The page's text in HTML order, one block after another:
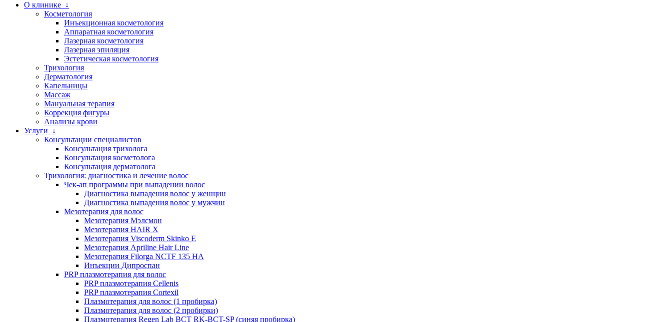
О клинике ↓
Косметология
Инъекционная косметология
Аппаратная косметология
Лазерная косметология
Лазерная эпиляция
Эстетическая косметология
Трихология
Дерматология
Капельницы
Массаж
Мануальная терапия
Коррекция фигуры
Анализы крови
Услуги ↓
Консультации специалистов
Консультация трихолога
Консультация косметолога
Консультация дерматолога
Трихология: диагностика и лечение волос
Чек-ап программы при выпадении волос
Диагностика выпадения волос у женщин
Диагностика выпадения волос у мужчин
Мезотерапия для волос
Мезотерапия Мэлсмон
Мезотерапия HAIR X
Мезотерапия Viscoderm Skinko E
Мезотерапия Apriline Hair Line
Мезотерапия Filorga NCTF 135 HA
Инъекции Дипроспан
PRP плазмотерапия для волос
PRP плазмотерапия Cellenis
PRP плазмотерапия Cortexil
Плазмотерапия для волос (1 пробирка)
Плазмотерапия для волос (2 пробирки)
Плазмотерапия Regen Lab BCT RK-BCT-SP (синяя пробирка)